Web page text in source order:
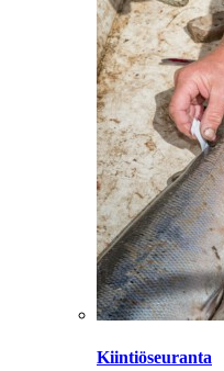
Kiintiöseuranta